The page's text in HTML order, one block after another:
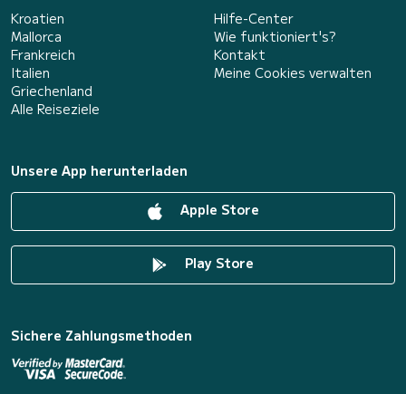
Kroatien
Mallorca
Frankreich
Italien
Griechenland
Alle Reiseziele
Hilfe-Center
Wie funktioniert's?
Kontakt
Meine Cookies verwalten
Unsere App herunterladen
Apple Store
Play Store
Sichere Zahlungsmethoden